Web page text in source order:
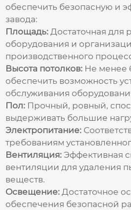
обеспечить безопасную и
завода:
Площадь: Достаточная для
оборудования и
производственного
Высота потолков: Не менее
обеспечить возможность
обслуживания
Пол: Прочный, ровный,
выдерживать большие
Электропитание:
требованиям
Вентиляция: Эффективная
вентиляции для удаления
веществ.
Освещение: Достаточное
обеспечения безопасной